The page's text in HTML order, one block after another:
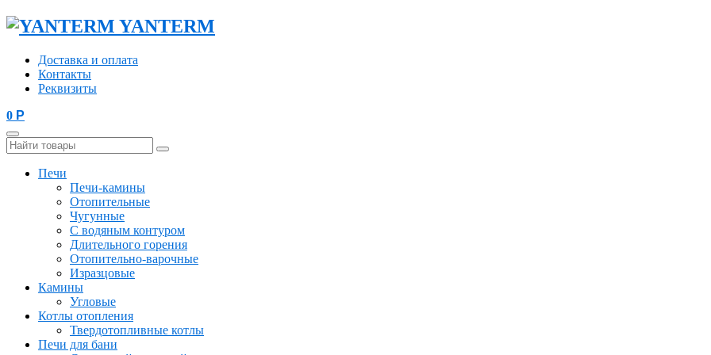
YANTERM
Доставка и оплата
Контакты
Реквизиты
0 Р
Печи
Печи-камины
Отопительные
Чугунные
С водяным контуром
Длительного горения
Отопительно-варочные
Изразцовые
Камины
Угловые
Котлы отопления
Твердотопливные котлы
Печи для бани